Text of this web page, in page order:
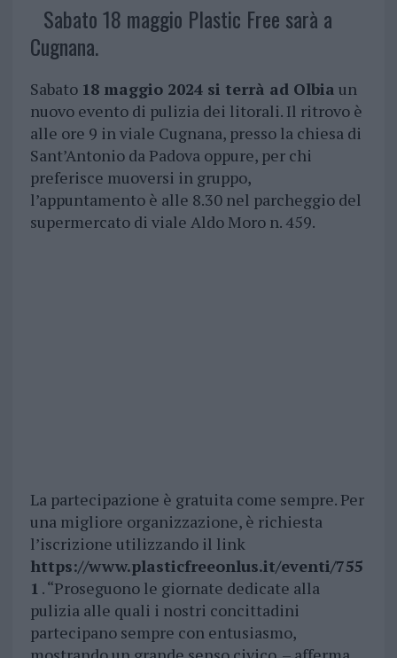
Sabato 18 maggio Plastic Free sarà a
Cugnana.
Sabato 18 maggio 2024 si terrà ad Olbia un
nuovo evento di pulizia dei litorali. Il ritrovo è
alle ore 9 in viale Cugnana, presso la chiesa di
Sant’Antonio da Padova oppure, per chi
preferisce muoversi in gruppo,
l’appuntamento è alle 8.30 nel parcheggio del
supermercato di viale Aldo Moro n. 459.
La partecipazione è gratuita come sempre. Per
una migliore organizzazione, è richiesta
l’iscrizione utilizzando il link
https://www.plasticfreeonlus.it/eventi/755
1 . “Proseguono le giornate dedicate alla
pulizia alle quali i nostri concittadini
partecipano sempre con entusiasmo,